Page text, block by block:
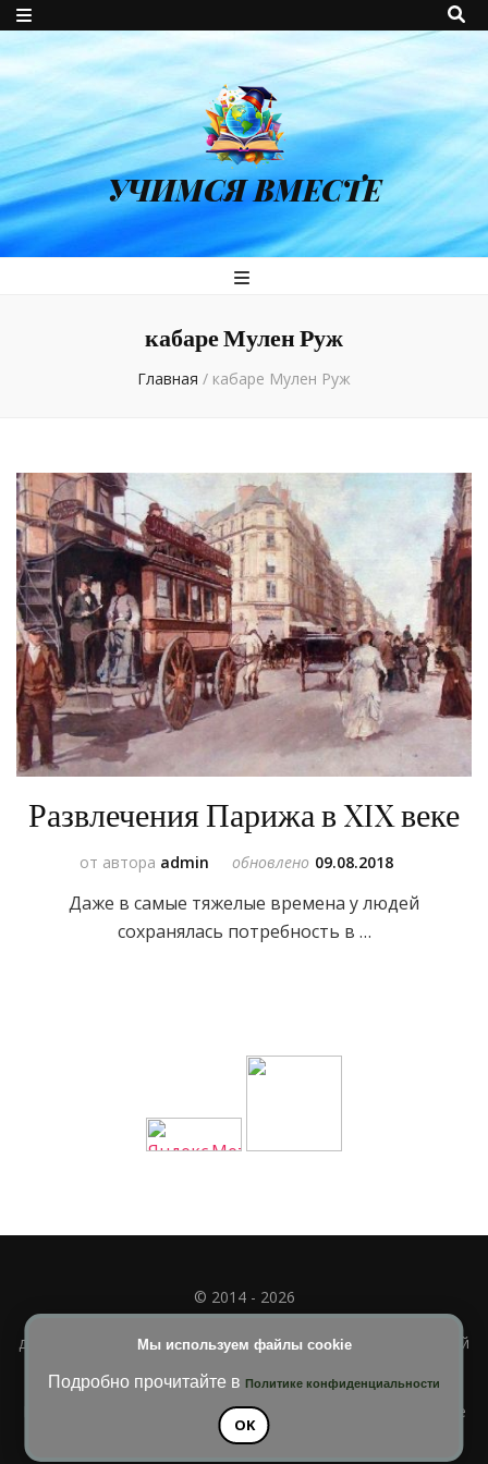
УЧИМСЯ ВМЕСТЕ
кабаре Мулен Руж
Главная / кабаре Мулен Руж
Развлечения Парижа в XIX веке
от автора admin обновлено 09.08.2018
Даже в самые тяжелые времена у людей
сохранялась потребность в …
Мы используем файлы cookie
Подробно прочитайте в Политике конфиденциальности
OK
© 2014 - 2026
Полное или частичное использование материала
допускается только при наличии активной и индексируемой
Blossom Diva | РазработанаТемы Blossom
. На платформе
WordPress